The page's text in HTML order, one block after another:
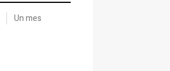
Un mes